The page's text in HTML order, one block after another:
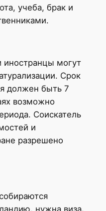
учеба, брак и
иностранцы могут
Срок
должен быть 7
возможно
Соискатель
и
разрешено
нужна виза.